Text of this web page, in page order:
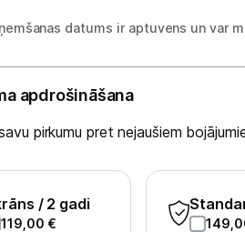
datums ir aptuvens un var
apdrošināšana
pirkumu pret nejaušiem
/ 2 gadi
119,00 €